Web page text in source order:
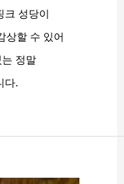
크 성당이
상할 수 있어
정말
다.